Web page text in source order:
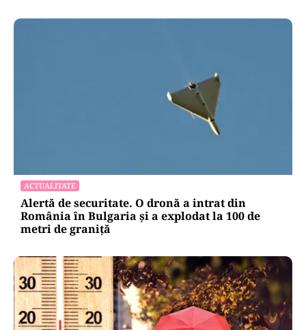
ACTUALITATE
Alertă de securitate. O dronă a intrat din
România în Bulgaria şi a explodat la 100 de
metri de graniţă